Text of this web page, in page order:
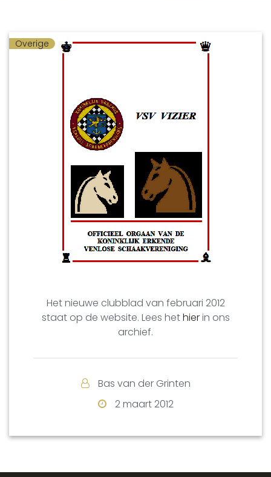
Overige
Het nieuwe clubblad van februari 2012
staat op de website. Lees hethierin ons
archief.
Bas van der Grinten
2 maart 2012